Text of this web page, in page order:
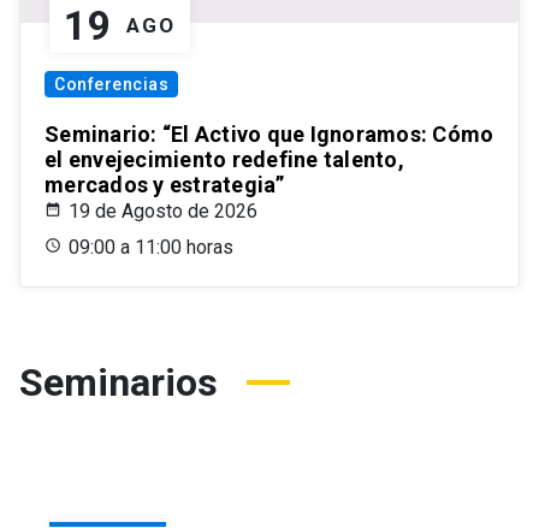
19 AGO
Conferencias
Seminario: “El Activo que Ignoramos: Cómo
el envejecimiento redefine talento,
mercados y estrategia”
19 de Agosto de 2026
09:00 a 11:00 horas
Seminarios